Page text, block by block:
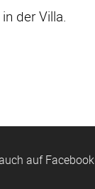
der Villa.
auf Facebook